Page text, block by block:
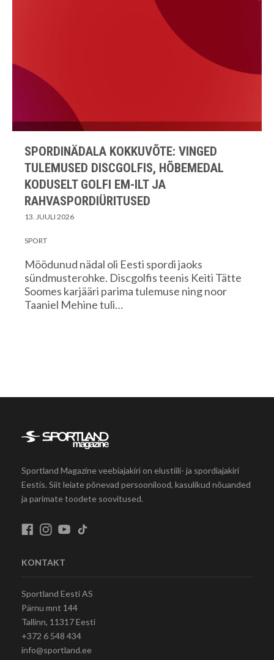
SPORDINÄDALA KOKKUVÕTE: VINGED
TULEMUSED DISCGOLFIS, HÕBEMEDAL
KODUSELT GOLFI EM-ILT JA
RAHVASPORDIÜRITUSED
13. JUULI 2026
SPORT
Möödunud nädal oli Eesti spordi jaoks
sündmusterohke. Discgolfis teenis Keiti Tätte
Soomes karjääri parima tulemuse ning noor
Taaniel Mehine tuli…
Sportland Magazine veebiajakiri on elustiili- ja spordiajakiri
Eestis. Siit leiate põnevad persoonilood, kasulikud nõuanded
ja parimate toodete soovitused.
KONTAKT
Sportland Eesti AS
Pärnu mnt 144
Tallinn, 11317 Eesti
+372 6 548 434
info@sportland.ee